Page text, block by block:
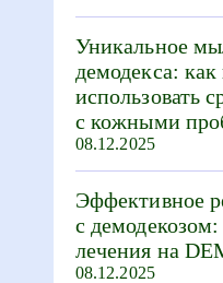
Уникальное
демодекса:
использовать
с кожными
08.12.2025
Эффективное
с
лечения на
08.12.2025